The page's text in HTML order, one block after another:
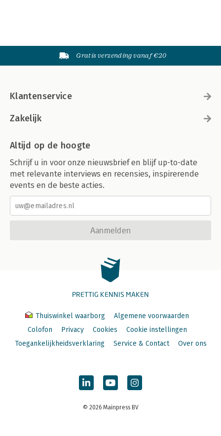
Gratis verzending vanaf €20
Klantenservice
Zakelijk
Altijd op de hoogte
Schrijf u in voor onze nieuwsbrief en blijf up-to-date
met relevante interviews en recensies, inspirerende
events en de beste acties.
Aanmelden
PRETTIG KENNIS MAKEN
Thuiswinkel waarborg
Algemene voorwaarden
Colofon
Privacy Cookies
Cookie instellingen
Toegankelijkheidsverklaring
Service & Contact Over ons
© 2026 Mainpress BV